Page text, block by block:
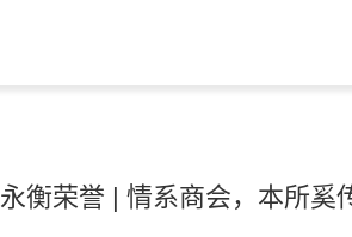
永衡荣誉 | 情系商会，本所奚